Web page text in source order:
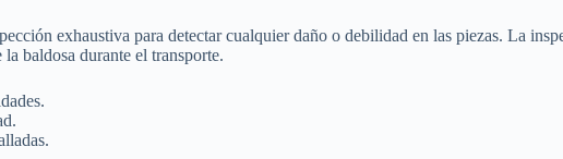
exhaustiva para detectar cualquier daño o debilidad en las piezas. La
baldosa durante el transporte.